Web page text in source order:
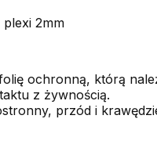
plexi 2mm
ochronną, którą
z żywnością.
przód i